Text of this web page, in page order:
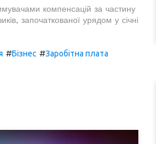
компенсацій за частину
започаткованої урядом у січні
#Бізнес #Заробітна плата